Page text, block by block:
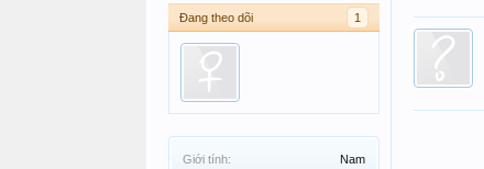
Đang theo dõi 1
Giới tính:
Nam